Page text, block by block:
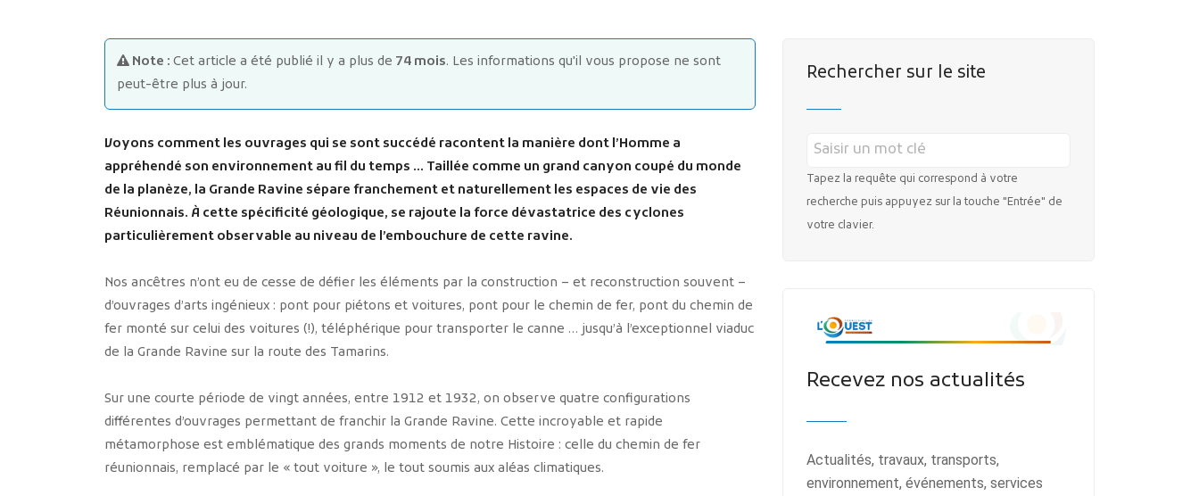
Note : Cet article a été publié il y a plus de 74 mois. Les informations qu'il vous propose ne sont
peut-être plus à jour.
Voyons comment les ouvrages qui se sont succédé racontent la manière dont l’Homme a
appréhendé son environnement au fil du temps … Taillée comme un grand canyon coupé du monde
de la planèze, la Grande Ravine sépare franchement et naturellement les espaces de vie des
Réunionnais. À cette spécificité géologique, se rajoute la force dévastatrice des cyclones
particulièrement observable au niveau de l’embouchure de cette ravine.
Nos ancêtres n’ont eu de cesse de défier les éléments par la construction – et reconstruction souvent –
d’ouvrages d’arts ingénieux : pont pour piétons et voitures, pont pour le chemin de fer, pont du chemin de
fer monté sur celui des voitures (!), téléphérique pour transporter le canne … jusqu’à l’exceptionnel viaduc
de la Grande Ravine sur la route des Tamarins.
Sur une courte période de vingt années, entre 1912 et 1932, on observe quatre configurations
différentes d’ouvrages permettant de franchir la Grande Ravine. Cette incroyable et rapide
métamorphose est emblématique des grands moments de notre Histoire : celle du chemin de fer
réunionnais, remplacé par le « tout voiture », le tout soumis aux aléas climatiques.
Rechercher sur le site
Tapez la requête qui correspond à votre
recherche puis appuyez sur la touche "Entrée" de
votre clavier.
Recevez nos actualités
Actualités, travaux, transports,
environnement, événements, services